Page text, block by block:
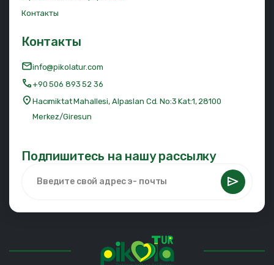
Контакты
Контакты
info@pikolatur.com
+90 506 893 52 36
Hacımiktat Mahallesi, Alpaslan Cd. No:3 Kat:1, 28100
Merkez/Giresun
Подпишитесь на нашу рассылку